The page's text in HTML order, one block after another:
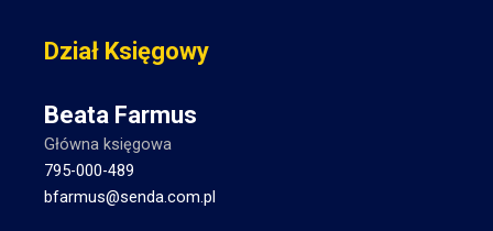
Dział Księgowy
Beata Farmus
Główna księgowa
795-000-489
bfarmus@senda.com.pl